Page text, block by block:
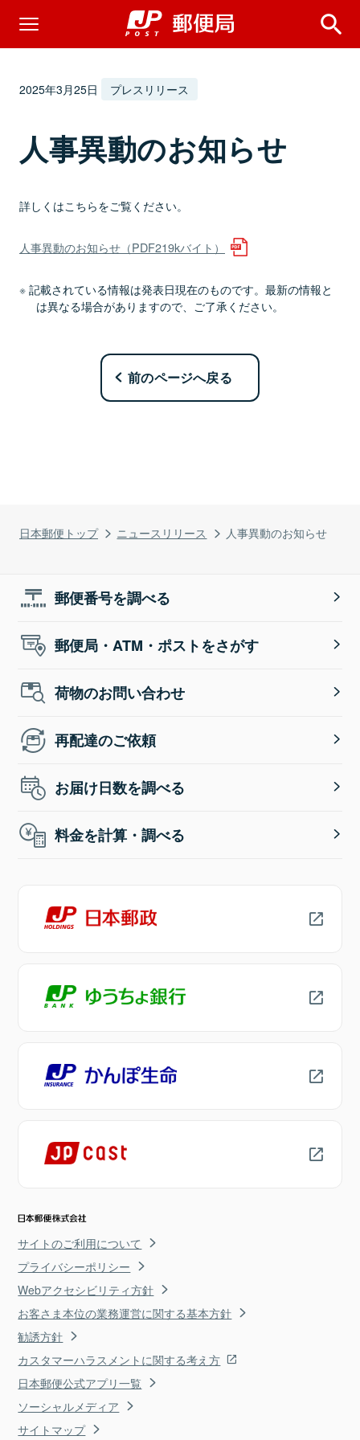
日本郵便トップ ニュースリリース 人事異動のお知らせ
2025年3月25日 プレスリリース
人事異動のお知らせ
詳しくはこちらをご覧ください。
人事異動のお知らせ（PDF219kバイト）
記載されている情報は発表日現在のものです。最新の情報と
は異なる場合がありますので、ご了承ください。
前のページへ戻る
郵便番号を調べる
郵便局・ATM・ポストをさがす
荷物のお問い合わせ
再配達のご依頼
お届け日数を調べる
料金を計算・調べる
サイトのご利用について
プライバシーポリシー
Webアクセシビリティ方針
お客さま本位の業務運営に関する基本方針
勧誘方針
カスタマーハラスメントに関する考え方
日本郵便公式アプリ一覧
ソーシャルメディア
サイトマップ